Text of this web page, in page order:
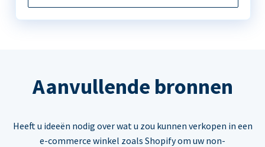
Aanvullende bronnen
Heeft u ideeën nodig over wat u zou kunnen verkopen in een
e-commerce winkel zoals Shopify om uw non-